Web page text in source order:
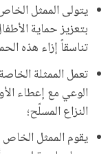
يتولى الممثل
بتعزيز حماية
تناسقاً إزاء هذه
تعمل الممثلة
الوعي مع إعطاء
النزاع المسلّح؛
يقوم الممثل الخاص